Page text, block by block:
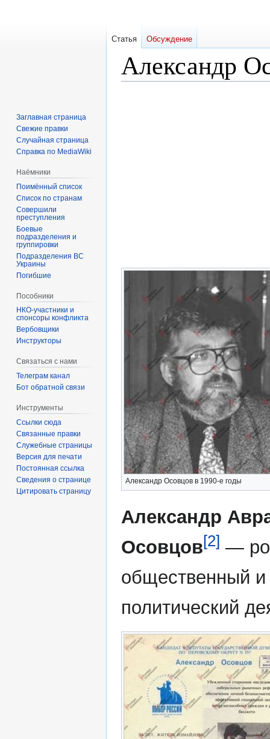
Александр
Александр Осовцов в 1990-е годы
Александр
Осовцов[2] —
общественный и
политический
Статья Обсуждение
Заглавная страница
Свежие правки
Случайная страница
Справка по MediaWiki
Наёмники
Поимённый список
Список по странам
Совершили
преступления
Боевые
подразделения и
группировки
Подразделения ВС
Украины
Погибшие
Пособники
спонсоры конфликта
‏‎Вербовщики
Инструкторы
Связаться с нами
Телеграм канал
Бот обратной связи
Инструменты
Ссылки сюда
Связанные правки
Служебные страницы
Версия для печати
Постоянная ссылка
Сведения о странице
Цитировать страницу